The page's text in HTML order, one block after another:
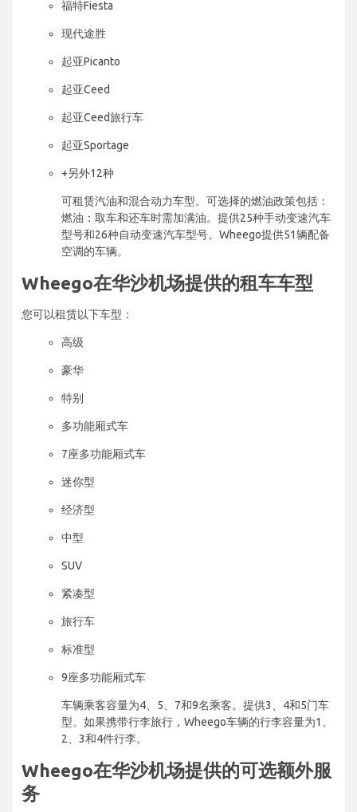
福特Fiesta
现代途胜
起亚Picanto
起亚Ceed
起亚Ceed旅行车
起亚Sportage
+另外12种
可租赁汽油和混合动力车型。可选择的燃油政策包括：
燃油：取车和还车时需加满油。提供25种手动变速汽车
型号和26种自动变速汽车型号。Wheego提供51辆配备
空调的车辆。
Wheego在华沙机场提供的租车车型
您可以租赁以下车型：
高级
豪华
特别
多功能厢式车
7座多功能厢式车
迷你型
经济型
中型
SUV
紧凑型
旅行车
标准型
9座多功能厢式车
车辆乘客容量为4、5、7和9名乘客。提供3、4和5门车
型。如果携带行李旅行，Wheego车辆的行李容量为1、
2、3和4件行李。
Wheego在华沙机场提供的可选额外服
务